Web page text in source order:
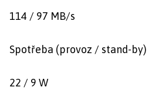
114 / 97 MB/s
Spotřeba (provoz / stand-by)
22 / 9 W